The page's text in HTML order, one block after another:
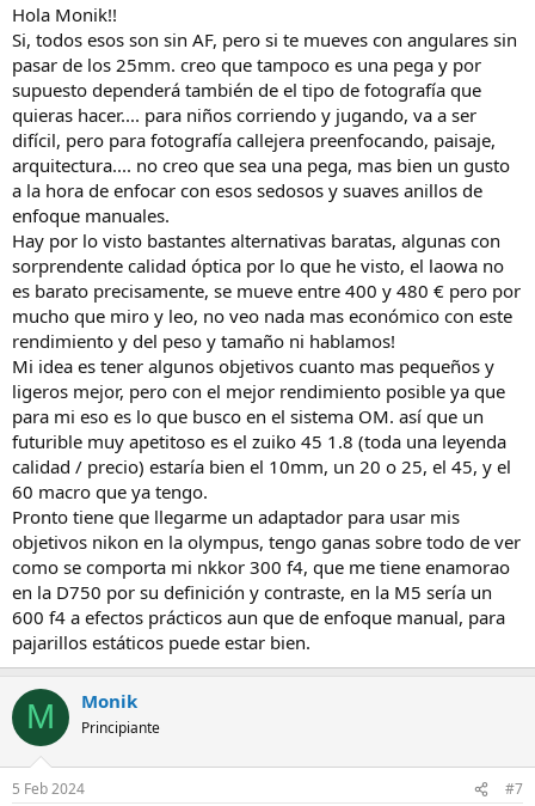
Hola Monik!!
Si, todos esos son sin AF, pero si te mueves con angulares sin
pasar de los 25mm. creo que tampoco es una pega y por
supuesto dependerá también de el tipo de fotografía que
quieras hacer.... para niños corriendo y jugando, va a ser
difícil, pero para fotografía callejera preenfocando, paisaje,
arquitectura.... no creo que sea una pega, mas bien un gusto
a la hora de enfocar con esos sedosos y suaves anillos de
enfoque manuales.
Hay por lo visto bastantes alternativas baratas, algunas con
sorprendente calidad óptica por lo que he visto, el laowa no
es barato precisamente, se mueve entre 400 y 480 € pero por
mucho que miro y leo, no veo nada mas económico con este
rendimiento y del peso y tamaño ni hablamos!
Mi idea es tener algunos objetivos cuanto mas pequeños y
ligeros mejor, pero con el mejor rendimiento posible ya que
para mi eso es lo que busco en el sistema OM. así que un
futurible muy apetitoso es el zuiko 45 1.8 (toda una leyenda
calidad / precio) estaría bien el 10mm, un 20 o 25, el 45, y el
60 macro que ya tengo.
Pronto tiene que llegarme un adaptador para usar mis
objetivos nikon en la olympus, tengo ganas sobre todo de ver
como se comporta mi nkkor 300 f4, que me tiene enamorao
en la D750 por su definición y contraste, en la M5 sería un
600 f4 a efectos prácticos aun que de enfoque manual, para
pajarillos estáticos puede estar bien.
M Monik
Principiante
5 Feb 2024 #7